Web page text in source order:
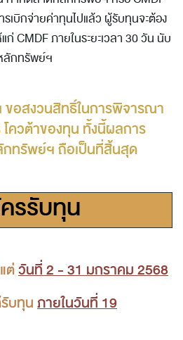
เบิกจ่ายค่าทุนไปแล้ว ผู้รับทุนจะต้อง
CMDF ภายในระยะเวลา 30 วัน นับ
ลักทรัพย์ฯ
อสงวนสิทธิ์ในการพิจารณา
ควต้าของทุน ทั้งนี้ผลการ
ทรัพย์ฯ ถือเป็นที่สิ้นสุด
รรับทุน
ต่วันที่ 2 - 31 มกราคม 2568
บทุนภายในวันที่ 19